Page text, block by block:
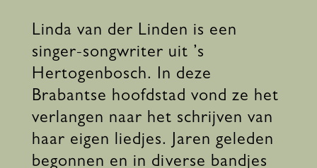
Linda van der Linden is een
singer-songwriter uit ’s
Hertogenbosch. In deze
Brabantse hoofdstad vond ze het
verlangen naar het schrijven van
haar eigen liedjes. Jaren geleden
begonnen en in diverse bandjes